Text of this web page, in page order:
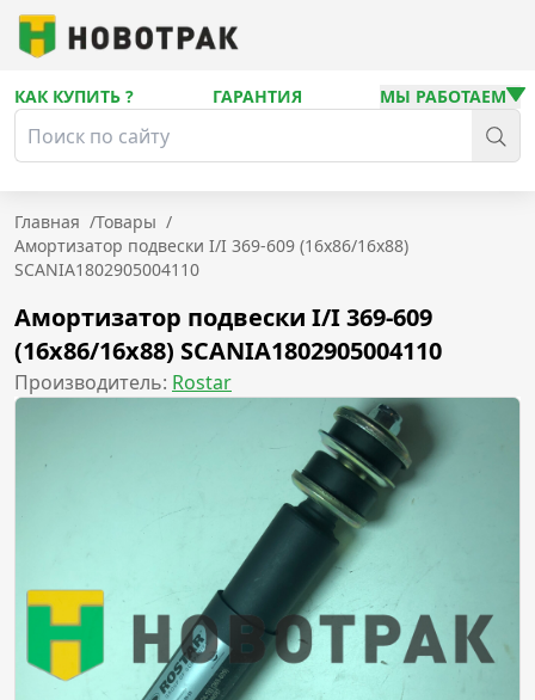
КАК КУПИТЬ ? ГАРАНТИЯ МЫ РАБОТАЕМ
Главная /Товары /
Амортизатор подвески I/I 369-609 (16x86/16x88)
SCANIA1802905004110
Амортизатор подвески I/I 369-609
(16x86/16x88) SCANIA1802905004110
Производитель: Rostar